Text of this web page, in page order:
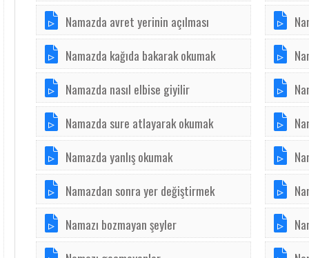
Namazda avret yerinin açılması
Namazda kağıda bakarak okumak
Namazda nasıl elbise giyilir
Namazda sure atlayarak okumak
Namazda yanlış okumak
Namazdan sonra yer değiştirmek
Namazı bozmayan şeyler